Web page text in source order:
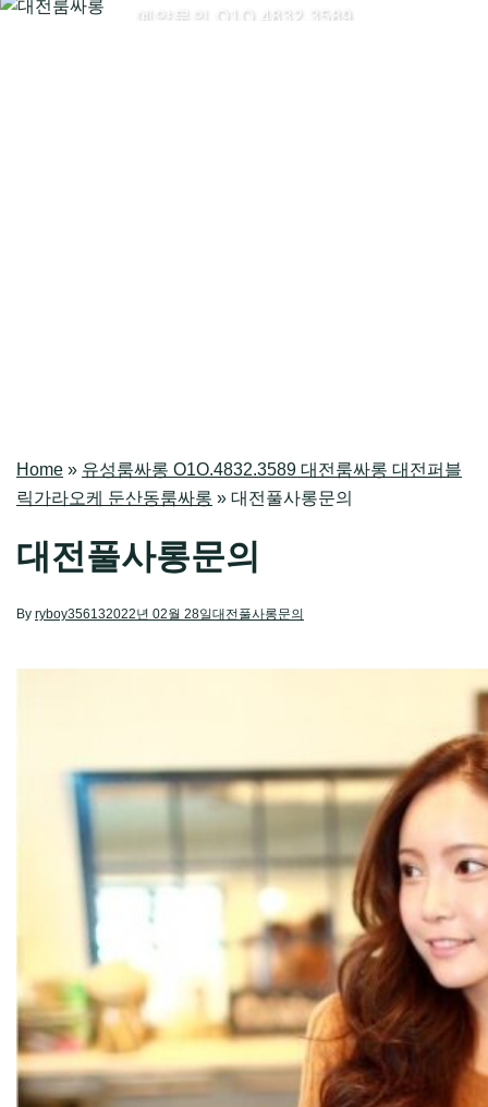
예약문의 O1O.4832.3589
Home » 유성룸싸롱 O1O.4832.3589 대전룸싸롱 대전퍼블
릭가라오케 둔산동룸싸롱 » 대전풀사롱문의
대전풀사롱문의
By ryboy356132022년 02월 28일대전풀사롱문의